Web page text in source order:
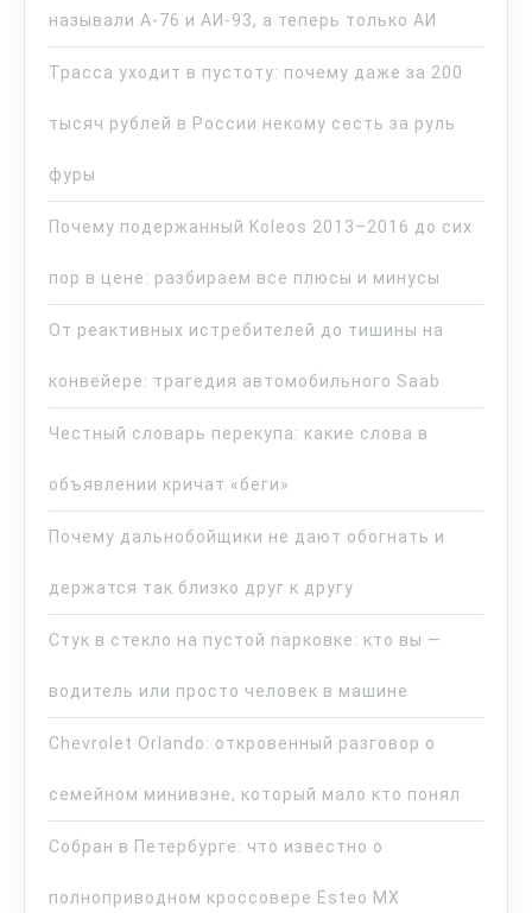
называли А-76 и АИ-93, а теперь только АИ
Трасса уходит в пустоту: почему даже за 200
тысяч рублей в России некому сесть за руль
фуры
Почему подержанный Koleos 2013–2016 до сих
пор в цене: разбираем все плюсы и минусы
От реактивных истребителей до тишины на
конвейере: трагедия автомобильного Saab
Честный словарь перекупа: какие слова в
объявлении кричат «беги»
Почему дальнобойщики не дают обогнать и
держатся так близко друг к другу
Стук в стекло на пустой парковке: кто вы —
водитель или просто человек в машине
Chevrolet Orlando: откровенный разговор о
семейном минивэне, который мало кто понял
Собран в Петербурге: что известно о
полноприводном кроссовере Esteo MX